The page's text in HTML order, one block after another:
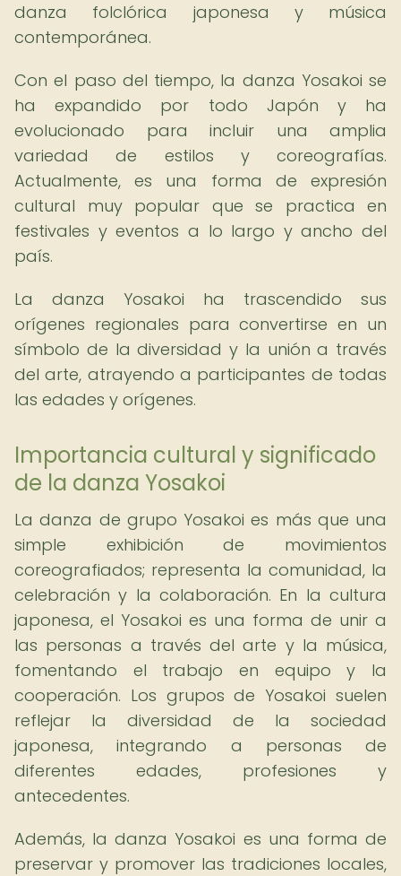
danza folclórica japonesa y música
contemporánea.
Con el paso del tiempo, la danza Yosakoi se
ha expandido por todo Japón y ha
evolucionado para incluir una amplia
variedad de estilos y coreografías.
Actualmente, es una forma de expresión
cultural muy popular que se practica en
festivales y eventos a lo largo y ancho del
país.
La danza Yosakoi ha trascendido sus
orígenes regionales para convertirse en un
símbolo de la diversidad y la unión a través
del arte, atrayendo a participantes de todas
las edades y orígenes.
Importancia cultural y significado
de la danza Yosakoi
La danza de grupo Yosakoi es más que una
simple exhibición de movimientos
coreografiados; representa la comunidad, la
celebración y la colaboración. En la cultura
japonesa, el Yosakoi es una forma de unir a
las personas a través del arte y la música,
fomentando el trabajo en equipo y la
cooperación. Los grupos de Yosakoi suelen
reflejar la diversidad de la sociedad
japonesa, integrando a personas de
diferentes edades, profesiones y
antecedentes.
Además, la danza Yosakoi es una forma de
preservar y promover las tradiciones locales,